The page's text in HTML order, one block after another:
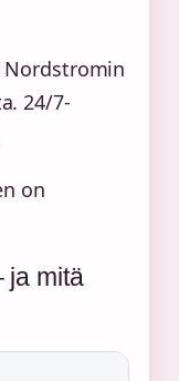
Nordstromin
24/7-
on
ja mitä